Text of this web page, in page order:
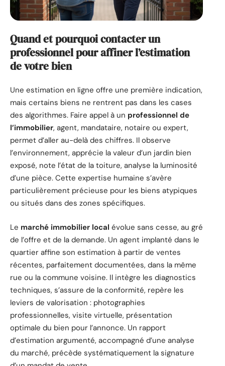
Quand et pourquoi contacter un
professionnel pour affiner l’estimation
de votre bien
Une estimation en ligne offre une première indication,
mais certains biens ne rentrent pas dans les cases
des algorithmes. Faire appel à un professionnel de
l’immobilier, agent, mandataire, notaire ou expert,
permet d’aller au-delà des chiffres. Il observe
l’environnement, apprécie la valeur d’un jardin bien
exposé, note l’état de la toiture, analyse la luminosité
d’une pièce. Cette expertise humaine s’avère
particulièrement précieuse pour les biens atypiques
ou situés dans des zones spécifiques.
Le marché immobilier local évolue sans cesse, au gré
de l’offre et de la demande. Un agent implanté dans le
quartier affine son estimation à partir de ventes
récentes, parfaitement documentées, dans la même
rue ou la commune voisine. Il intègre les diagnostics
techniques, s’assure de la conformité, repère les
leviers de valorisation : photographies
professionnelles, visite virtuelle, présentation
optimale du bien pour l’annonce. Un rapport
d’estimation argumenté, accompagné d’une analyse
du marché, précède systématiquement la signature